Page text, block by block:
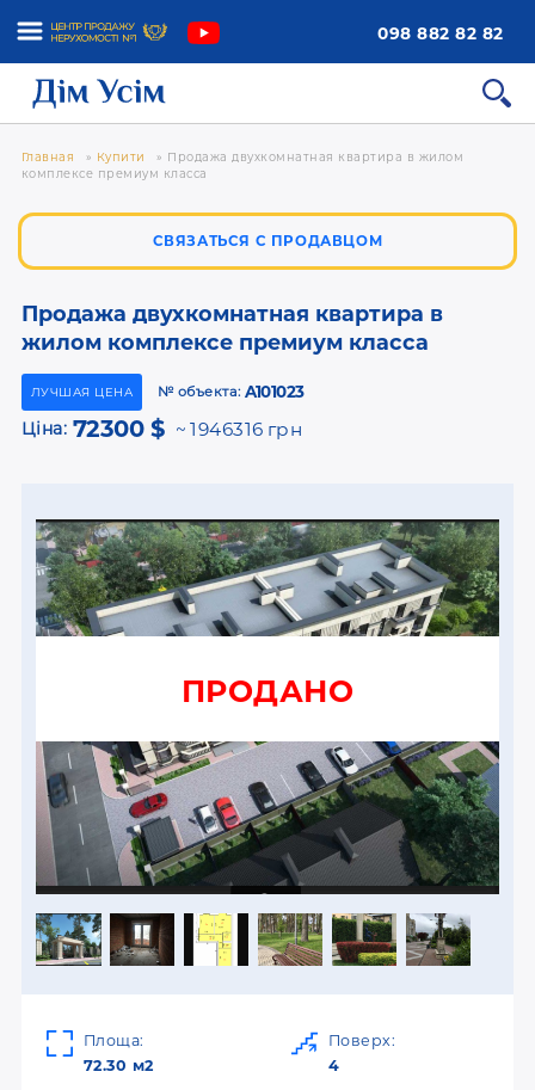
098 882 82 82
Главная » Купити » Продажа двухкомнатная квартира в жилом
комплексе премиум класса
Продажа двухкомнатная квартира в
жилом комплексе премиум класса
СВЯЗАТЬСЯ С ПРОДАВЦОМ
ЛУЧШАЯ ЦЕНА № объекта:A101023
Ціна: 72300 $ 1946316
ПРОДАНО
Площа:
72.30 м2
Поверх:
4